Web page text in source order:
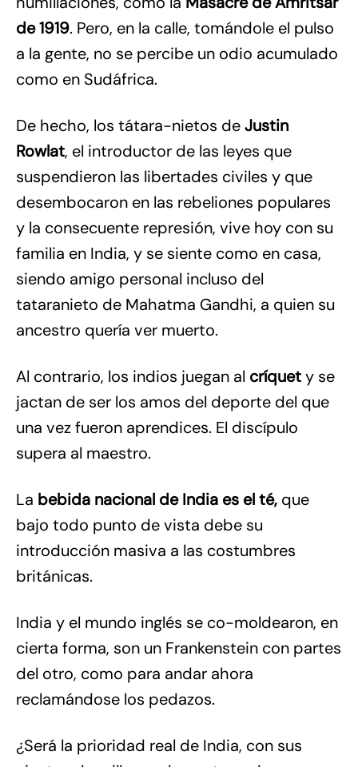
de 1919. Pero, en la calle, tomándole el pulso
a la gente, no se percibe un odio acumulado
como en Sudáfrica.
De hecho, los tátara-nietos deJustin
Rowlat, el introductor de las leyes que
suspendieron las libertades civiles y que
desembocaron en las rebeliones populares
y la consecuente represión, vive hoy con su
familia en India, y se siente como en casa,
siendo amigo personal incluso del
tataranieto de Mahatma Gandhi, a quien su
ancestro quería ver muerto.
Al contrario, los indios juegan al críquety se
jactan de ser los amos del deporte del que
una vez fueron aprendices. El discípulo
supera al maestro.
La bebida nacional de India es el té, que
bajo todo punto de vista debe su
introducción masiva a las costumbres
británicas.
India y el mundo inglés se co-moldearon, en
cierta forma, son un Frankenstein con partes
del otro, como para andar ahora
reclamándose los pedazos.
¿Será la prioridad real de India, con sus